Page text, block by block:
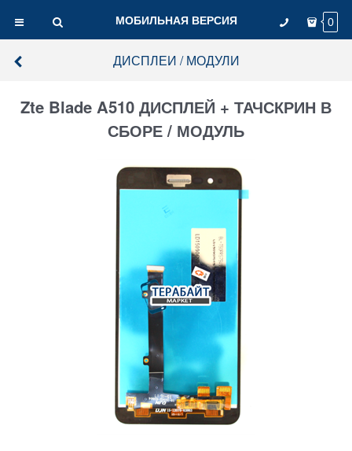
МОБИЛЬНАЯ ВЕРСИЯ 0
ДИСПЛЕИ / МОДУЛИ
Zte Blade A510 ДИСПЛЕЙ + ТАЧСКРИН В
СБОРЕ / МОДУЛЬ